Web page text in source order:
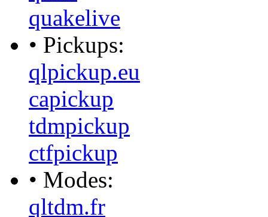
quakelive
• Pickups:
qlpickup.eu
capickup
tdmpickup
ctfpickup
• Modes:
qltdm.fr